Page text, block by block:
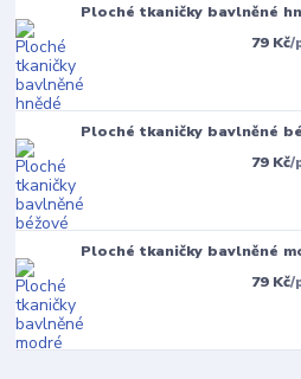
Ploché tkaničky bavlněné
79 Kč/
Ploché tkaničky bavlněné
79 Kč/
Ploché tkaničky bavlněné
79 Kč/